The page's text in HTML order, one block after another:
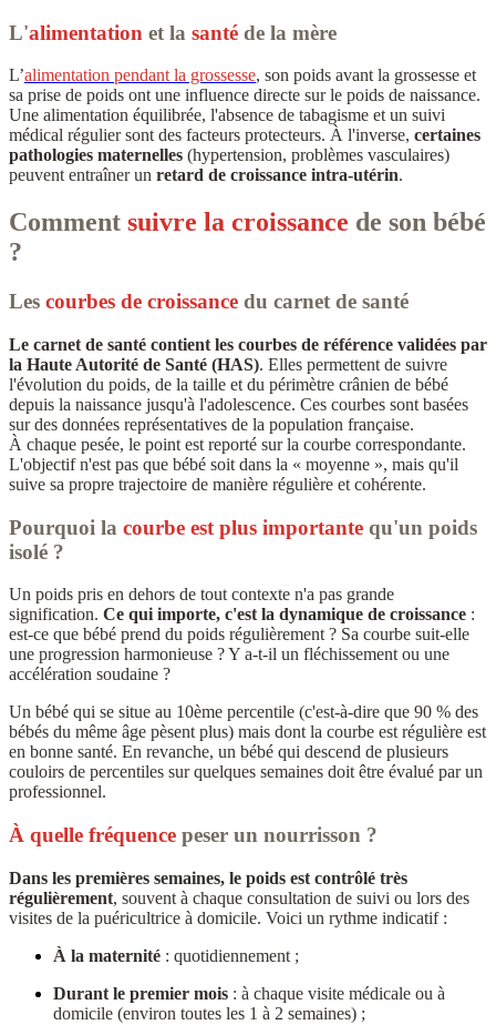
L'alimentation et la santé de la mère
L’alimentation pendant la grossesse, son poids avant la grossesse et
sa prise de poids ont une influence directe sur le poids de naissance.
Une alimentation équilibrée, l'absence de tabagisme et un suivi
médical régulier sont des facteurs protecteurs. À l'inverse, certaines
pathologies maternelles (hypertension, problèmes vasculaires)
peuvent entraîner un retard de croissance intra-utérin.
Comment suivre la croissance de son bébé
?
Les courbes de croissance du carnet de santé
Le carnet de santé contient les courbes de référence validées par
la Haute Autorité de Santé (HAS). Elles permettent de suivre
l'évolution du poids, de la taille et du périmètre crânien de bébé
depuis la naissance jusqu'à l'adolescence. Ces courbes sont basées
sur des données représentatives de la population française.
À chaque pesée, le point est reporté sur la courbe correspondante.
L'objectif n'est pas que bébé soit dans la « moyenne », mais qu'il
suive sa propre trajectoire de manière régulière et cohérente.
Pourquoi la courbe est plus importante qu'un poids
isolé ?
Un poids pris en dehors de tout contexte n'a pas grande
signification. Ce qui importe, c'est la dynamique de croissance :
est-ce que bébé prend du poids régulièrement ? Sa courbe suit-elle
une progression harmonieuse ? Y a-t-il un fléchissement ou une
accélération soudaine ?
Un bébé qui se situe au 10ème percentile (c'est-à-dire que 90 % des
bébés du même âge pèsent plus) mais dont la courbe est régulière est
en bonne santé. En revanche, un bébé qui descend de plusieurs
couloirs de percentiles sur quelques semaines doit être évalué par un
professionnel.
À quelle fréquence peser un nourrisson ?
Dans les premières semaines, le poids est contrôlé très
régulièrement, souvent à chaque consultation de suivi ou lors des
visites de la puéricultrice à domicile. Voici un rythme indicatif :
À la maternité : quotidiennement ;
Durant le premier mois : à chaque visite médicale ou à
domicile (environ toutes les 1 à 2 semaines) ;